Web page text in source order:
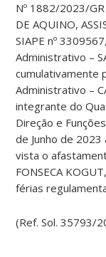
Nº 1882/2023/GR
DE AQUINO,
SIAPE nº
Administrativo –
cumulativamente
Administrativo –
integrante do
Direção e
de Junho de
vista o
FONSECA
férias
(Ref. Sol. 35793/